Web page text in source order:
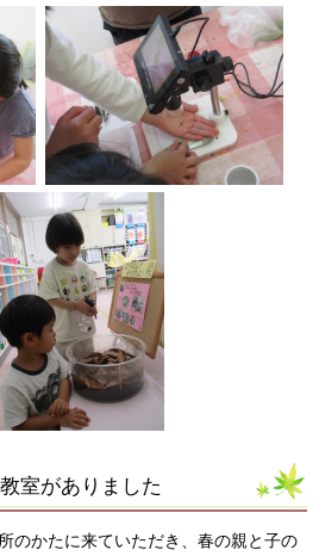
室がありました
のかたに来ていただき、春の親と子の